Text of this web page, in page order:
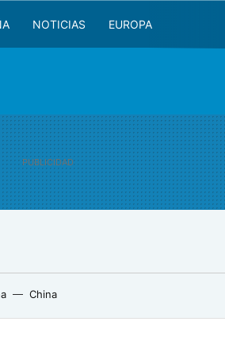
NOTICIAS EUROPA
China